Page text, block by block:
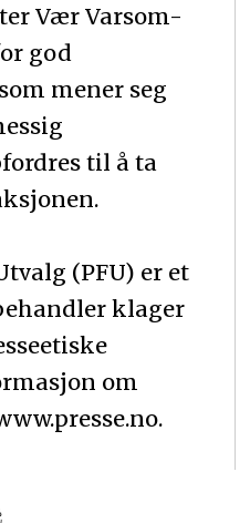
Vær Varsom-
god
mener seg
til å ta
(PFU) er et
klager
om